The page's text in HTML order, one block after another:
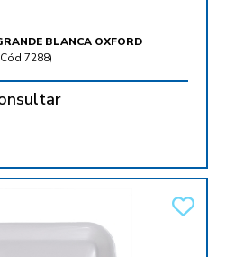
BLANCA OXFORD
Cód.7288)